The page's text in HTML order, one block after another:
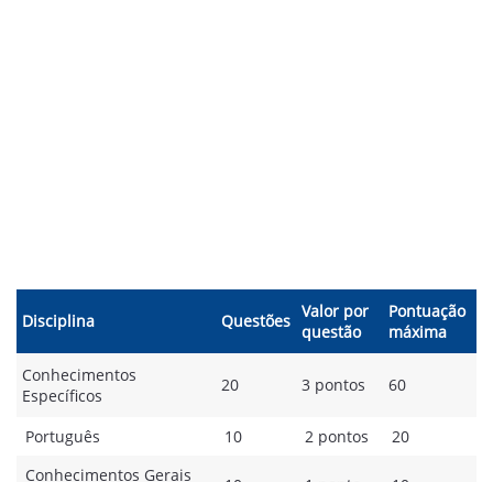
Disciplina Questões Valor por
questão
Pontuação
máxima
Conhecimentos
Específicos
20 3 pontos 60
Português 10 2 pontos
20
Conhecimentos Gerais